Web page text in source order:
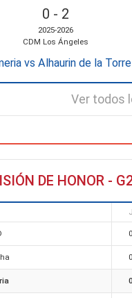
0 - 2
2025-2026
CDM Los Ángeles
vs Alhaurin de la
Ver todos
DE HONOR -
J
0
0
0